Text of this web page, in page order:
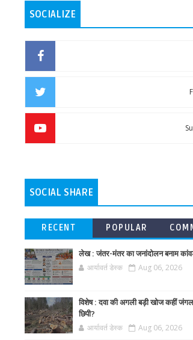
SOCIALIZE
SOCIAL SHARE
RECENT POPULAR
लेख : जंतर-मंतर का जनांदोलन बनाम
आर्यावर्त डेस्क Aug 06, 2026
विशेष : दवा की अगली बड़ी खोज कहीं जंगल
छिपी?
आर्यावर्त डेस्क Aug 06, 2026